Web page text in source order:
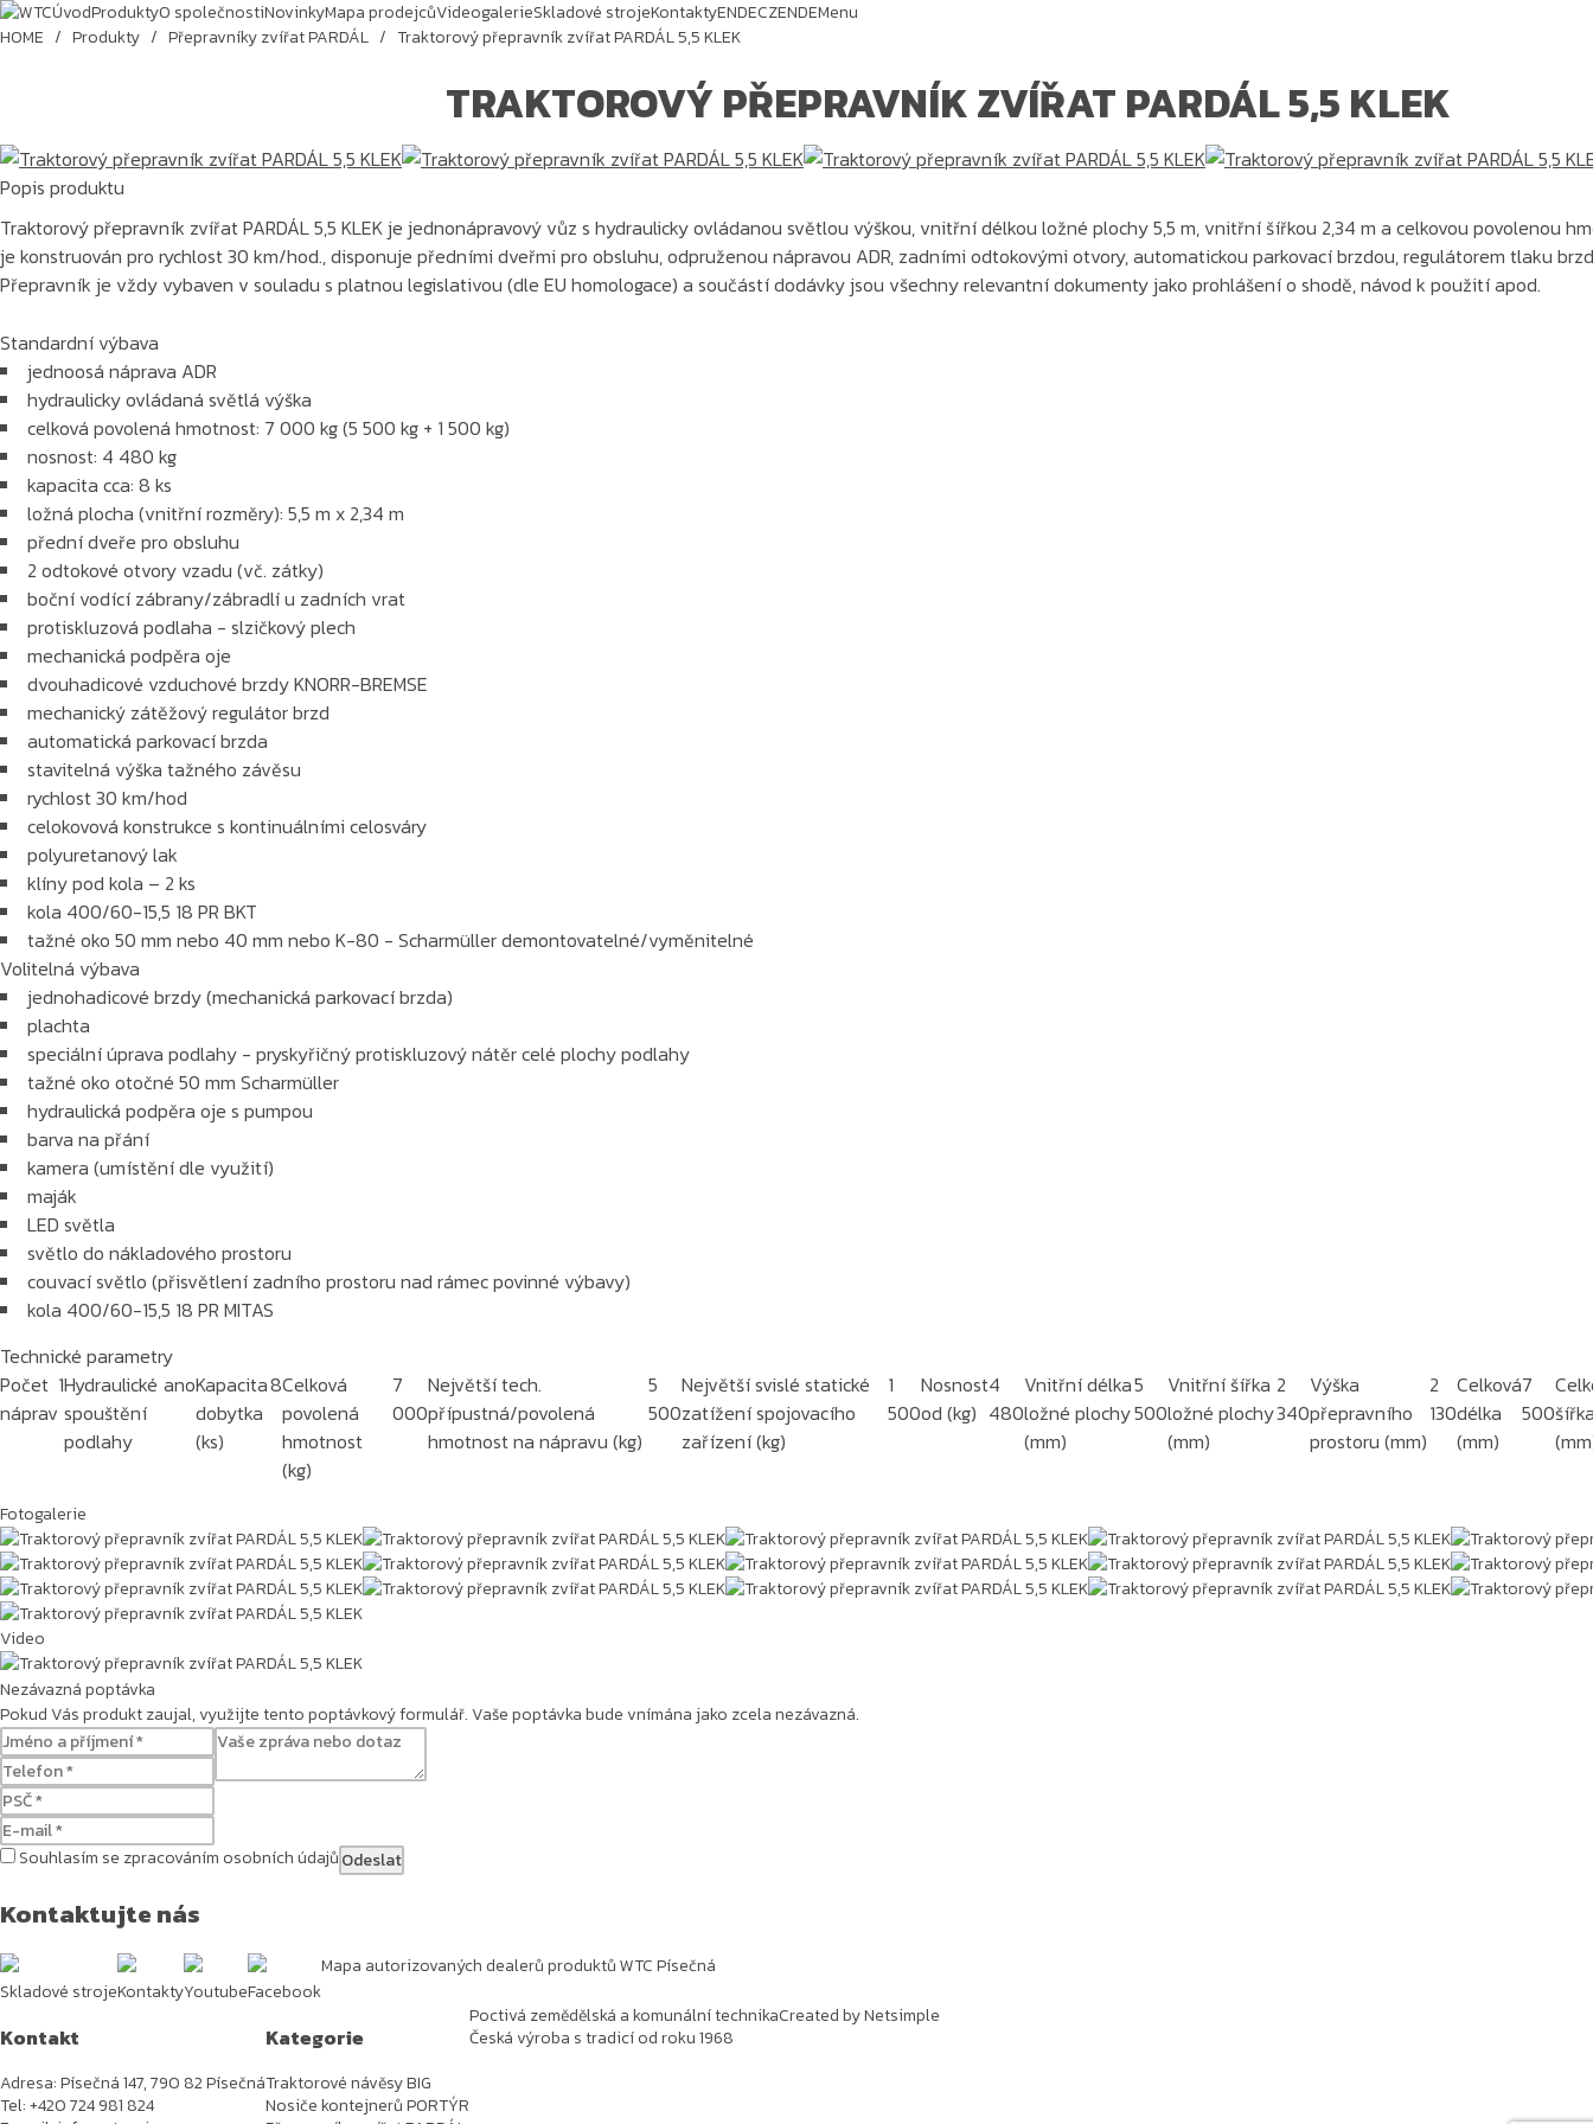
ÚvodProduktyO společnostiNovinkyMapa prodejcůVideogalerieSkladové strojeKontaktyENDECZENDEMenu
HOME / Produkty / Přepravníky zvířat PARDÁL / Traktorový přepravník zvířat PARDÁL 5,5 KLEK
TRAKTOROVÝ PŘEPRAVNÍK ZVÍŘAT PARDÁL 5,5 KLEK
Popis produktu
Traktorový přepravník zvířat PARDÁL 5,5 KLEK je jednonápravový vůz s hydraulicky ovládanou světlou výškou, vnitřní délkou ložné plochy 5,5 m, vnitřní šířkou 2,34 m a celkovou povolenou
je konstruován pro rychlost 30 km/hod., disponuje předními dveřmi pro obsluhu, odpruženou nápravou ADR, zadními odtokovými otvory, automatickou parkovací brzdou, regulátorem tlaku
Přepravník je vždy vybaven v souladu s platnou legislativou (dle EU homologace) a součástí dodávky jsou všechny relevantní dokumenty jako prohlášení o shodě, návod k použití apod.
Standardní výbava
jednoosá náprava ADR
hydraulicky ovládaná světlá výška
celková povolená hmotnost: 7 000 kg (5 500 kg + 1 500 kg)
nosnost: 4 480 kg
kapacita cca: 8 ks
ložná plocha (vnitřní rozměry): 5,5 m x 2,34 m
přední dveře pro obsluhu
2 odtokové otvory vzadu (vč. zátky)
boční vodící zábrany/zábradlí u zadních vrat
protiskluzová podlaha - slzičkový plech
mechanická podpěra oje
dvouhadicové vzduchové brzdy KNORR-BREMSE
mechanický zátěžový regulátor brzd
automatická parkovací brzda
stavitelná výška tažného závěsu
rychlost 30 km/hod
celokovová konstrukce s kontinuálními celosváry
polyuretanový lak
klíny pod kola – 2 ks
kola 400/60-15,5 18 PR BKT
tažné oko 50 mm nebo 40 mm nebo K-80 - Scharmüller demontovatelné/vyměnitelné
Volitelná výbava
jednohadicové brzdy (mechanická parkovací brzda)
plachta
speciální úprava podlahy - pryskyřičný protiskluzový nátěr celé plochy podlahy
tažné oko otočné 50 mm Scharmüller
hydraulická podpěra oje s pumpou
barva na přání
kamera (umístění dle využití)
maják
LED světla
světlo do nákladového prostoru
couvací světlo (přisvětlení zadního prostoru nad rámec povinné výbavy)
kola 400/60-15,5 18 PR MITAS
Technické parametry
Počet
náprav
1Hydraulické
spouštění
podlahy
anoKapacita
dobytka
(ks)
8Celková
povolená
hmotnost
(kg)
7
000
Největší tech.
přípustná/povolená
hmotnost na nápravu (kg)
5
500
Největší svislé statické
zatížení spojovacího
zařízení (kg)
1
500
Nosnost
od (kg)
4
480
Vnitřní délka
ložné plochy
(mm)
5
500
Vnitřní šířka
ložné plochy
(mm)
2
340
Výška
přepravního
prostoru (mm)
2
130
Celková
délka
(mm)
7
500
Fotogalerie
Video
Traktorový přepravník zvířat PARDÁL 5,5 KLEK
Nezávazná poptávka
Pokud Vás produkt zaujal, využijte tento poptávkový formulář. Vaše poptávka bude vnímána jako zcela nezávazná.
Souhlasím se zpracováním osobních údajů
Kontaktujte nás
Skladové strojeKontaktyYoutubeFacebook
Mapa autorizovaných dealerů produktů WTC Písečná
Kontakt
Adresa: Písečná 147, 790 82 Písečná
Tel: +420 724 981 824
Kategorie
Traktorové návěsy BIG
Nosiče kontejnerů PORTÝR
Poctivá zemědělská a komunální technika
Česká výroba s tradicí od roku 1968
Created by Netsimple